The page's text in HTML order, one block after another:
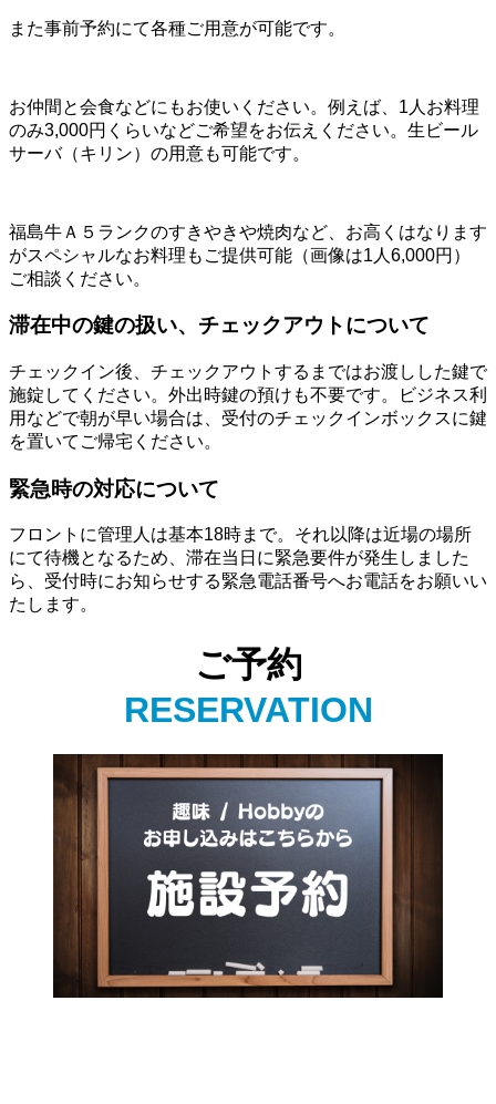
また事前予約にて各種ご用意が可能です。
お仲間と会食などにもお使いください。例えば、1人お料理
のみ3,000円くらいなどご希望をお伝えください。生ビール
サーバ（キリン）の用意も可能です。
福島牛Ａ５ランクのすきやきや焼肉など、お高くはなります
がスペシャルなお料理もご提供可能（画像は1人6,000円）
ご相談ください。
滞在中の鍵の扱い、チェックアウトについて
チェックイン後、チェックアウトするまではお渡しした鍵で
施錠してください。外出時鍵の預けも不要です。ビジネス利
用などで朝が早い場合は、受付のチェックインボックスに鍵
を置いてご帰宅ください。
緊急時の対応について
フロントに管理人は基本18時まで。それ以降は近場の場所
にて待機となるため、滞在当日に緊急要件が発生しました
ら、受付時にお知らせする緊急電話番号へお電話をお願いい
たします。
ご予約
RESERVATION